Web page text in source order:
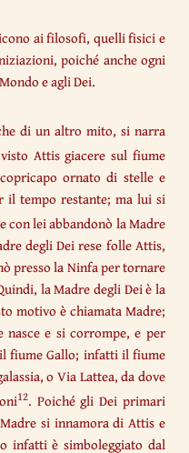
ai filosofi, quelli fisici e
poiché anche ogni
e agli Dei.
di un altro mito, si narra
Attis giacere sul fiume
ornato di stelle e
il tempo restante; ma lui si
con lei abbandonò la Madre
degli Dei rese folle Attis,
presso la Ninfa per tornare
la Madre degli Dei è la
motivo è chiamata Madre;
nasce e si corrompe, e per
fiume Gallo; infatti il fiume
o Via Lattea, da dove
12. Poiché gli Dei primari
si innamora di Attis e
infatti è simboleggiato dal